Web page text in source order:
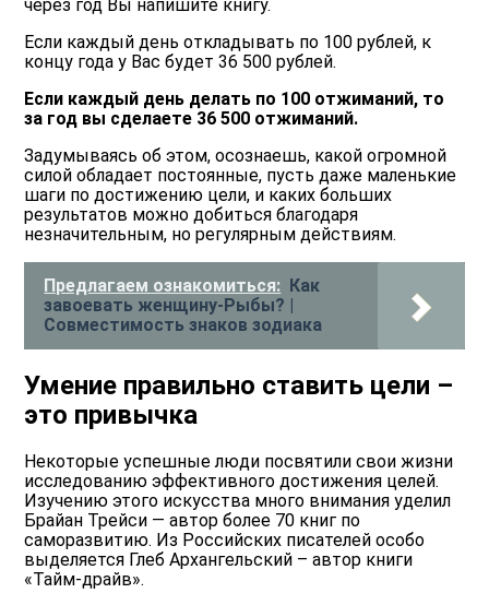
через год Вы напишите книгу.
Если каждый день откладывать по 100 рублей, к
концу года у Вас будет 36 500 рублей.
Если каждый день делать по 100 отжиманий, то
за год вы сделаете 36 500 отжиманий.
Задумываясь об этом, осознаешь, какой огромной
силой обладает постоянные, пусть даже маленькие
шаги по достижению цели, и каких больших
результатов можно добиться благодаря
незначительным, но регулярным действиям.
Предлагаем ознакомиться:
Как
завоевать женщину-Рыбы? |
Совместимость знаков зодиака
Умение правильно ставить цели –
это привычка
Некоторые успешные люди посвятили свои жизни
исследованию эффективного достижения целей.
Изучению этого искусства много внимания уделил
Брайан Трейси — автор более 70 книг по
саморазвитию. Из Российских писателей особо
выделяется Глеб Архангельский – автор книги
«Тайм-драйв».